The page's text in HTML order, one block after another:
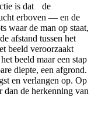
is dat de
erboven — en de
waar de man op staat,
afstand tussen het
beeld veroorzaakt
beeld maar een stap
diepte, een afgrond.
en verlangen op. Op
dan de herkenning van